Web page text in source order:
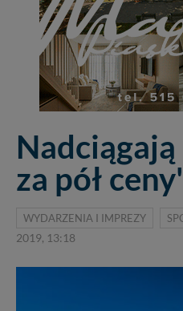
za pół
WYDARZENIA I IMPREZY
2019, 13:18